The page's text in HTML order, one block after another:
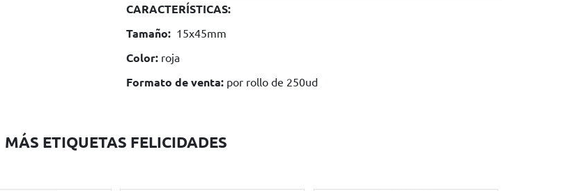
CARACTERÍSTICAS:
Tamaño: 15x45mm
Color: roja
Formato de venta: por rollo de 250ud
MÁS ETIQUETAS FELICIDADES